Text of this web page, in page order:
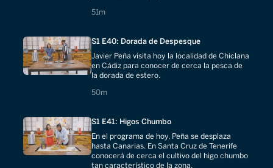
51m
51 minutes
S1 E40: Dorada de Despesque
Javier Peña visita hoy la localidad de Chiclana
en Cádiz para conocer de cerca la pesca de
la dorada de estero.
50m
50 minutes
S1 E41: Higos Chumbo
En el programa de hoy, Peña se desplaza
hasta Canarias. En Santa Cruz de Tenerife
conocerá de cerca el cultivo del higo chumbo
tan característico de la zona.